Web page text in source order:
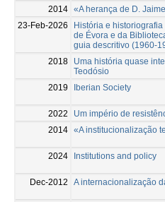
2014 «A herança de D.
23-Feb-2026
História e
de Évora e da
guia descritivo (1960-
2018
Uma história quase
Teodósio
2019
Iberian Society
2022
Um império de
2014 «A institucionalização
2024 Institutions and policy
Dec-2012 A internacionalização